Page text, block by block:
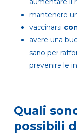
aumentare il
mantenere
vaccinarsi
avere una
sano per
prevenire le
Quali
possibili